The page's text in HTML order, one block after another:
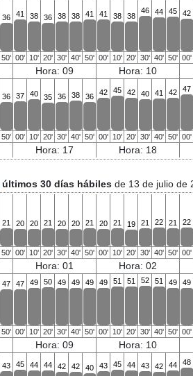
36 41 38 36 38 38 41 41 38 38
46 44 45 42
50' 00' 10' 20' 30' 40' 50' 00' 10' 20' 30' 40' 50' 00'
Hora: 09 Hora: 10
36 37 40 35 36 38 36 42 45 42 40 41 42 47
50' 00' 10' 20' 30' 40' 50' 00' 10' 20' 30' 40' 50' 00'
Hora: 17 Hora: 18
últimos 30 días hábiles de 13 de julio de
21 20 20 21 20 20 21 20 21 19 21 22 21 22
50' 00' 10' 20' 30' 40' 50' 00' 10' 20' 30' 40' 50' 00'
Hora: 01 Hora: 02
47 47 49 50 49 49 49 49 51 51 52 51 49 49
50' 00' 10' 20' 30' 40' 50' 00' 10' 20' 30' 40' 50' 00'
Hora: 09 Hora: 10
43 45 44 44 42 42 40 43 45 44 43 42 44 48